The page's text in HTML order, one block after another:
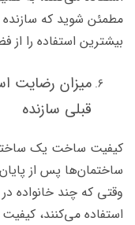
مطمئن شوید که سازنده
بیشترین استفاده را از
میزان رضایت
قبلی سازنده
کیفیت ساخت یک
ساختمان‌ها پس از
وقتی که چند خانواده‌
استفاده می‌کنند،